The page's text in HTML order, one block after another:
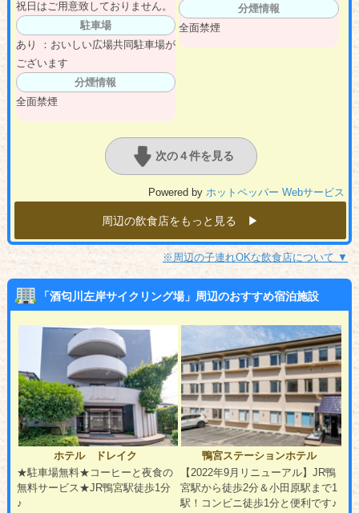
祝日はご用意致しておりません。
駐車場
あり ：おいしい広場共同駐車場が
ございます
分煙情報
全面禁煙
分煙情報
全面禁煙
次の４件を見る
Powered byホットペッパー Webサービス
周辺の飲食店をもっと見る ▶︎
※周辺の子連れOKな飲食店について ▼
「酒匂川左岸サイクリング場」周辺のおすすめ宿泊施設
ホテル ドレイク
★駐車場無料★コーヒーと夜食の
無料サービス★JR鴨宮駅徒歩1分
♪
鴨宮ステーションホテル
【2022年9月リニューアル】JR鴨
宮駅から徒歩2分＆小田原駅まで1
駅！コンビニ徒歩1分と便利です♪